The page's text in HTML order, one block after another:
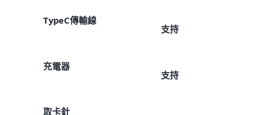
TypeC傳輸線
支持
充電器
支持
取卡針